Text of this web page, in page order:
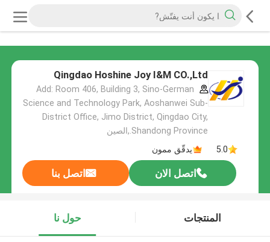
Qingdao Hoshine Joy I&M CO.,Ltd
Add: Room 406, Building 3, Sino-German
Science and Technology Park, Aoshanwei Sub-
District Office, Jimo District, Qingdao City,
Shandong Province.,الصين
5.0
يدقّق ممون
اتصل الان اتصل بنا
المنتجات حول نا